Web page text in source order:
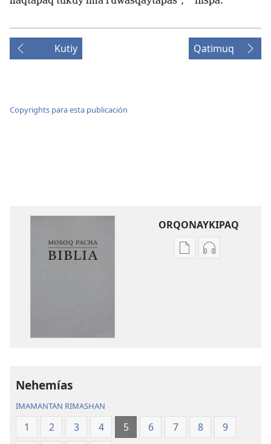
Kutiy Qatimuq
Copyrights para esta publicación
ORQONAYKIPAQ
Kaypi Kaypin
Nehemías
IMAMANTAN RIMASHAN
1 2 3 4 5 6 7 8
9